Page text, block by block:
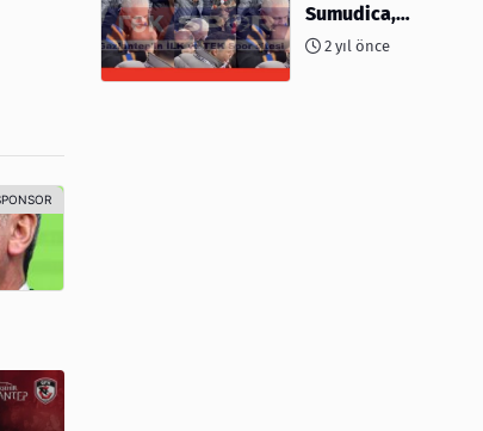
Sumudica,
Başkanı
2 yıl önce